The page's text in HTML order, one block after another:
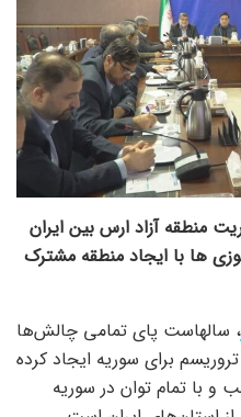
منطقه آزاد ارس بین ایران
ها با ایجاد منطقه مشترک
، سالهاست پای تمامی چالش‌ها
برای سوریه ایجاد کرده
و با تمام توان در سوریه